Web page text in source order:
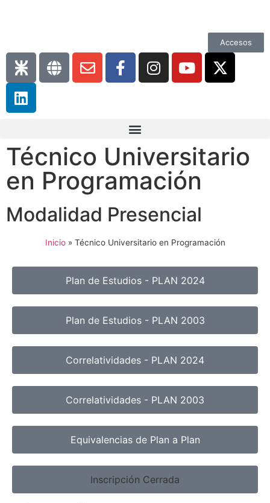
Accesos
Técnico Universitario
en Programación
Modalidad Presencial
Inicio» Técnico Universitario en Programación
Plan de Estudios - PLAN 2024
Plan de Estudios - PLAN 2003
Correlatividades - PLAN 2024
Correlatividades - PLAN 2003
Equivalencias de Plan a Plan
Inscripción Cerrada